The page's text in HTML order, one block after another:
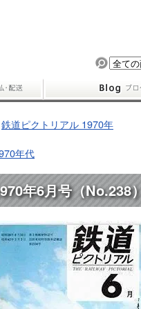
鉄道ピクトリアル 1970年
年代
年6月号（No.238）